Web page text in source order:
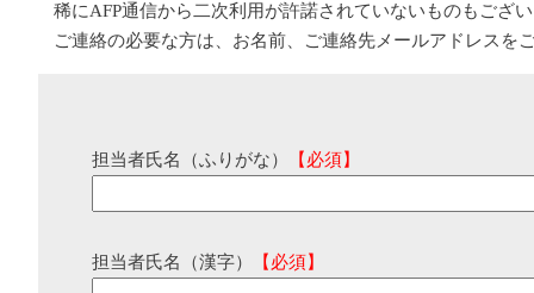
稀にAFP通信から二次利用が許諾されていないものもござ
ご連絡の必要な方は、お名前、ご連絡先メールアドレスを
担当者氏名（ふりがな） 【必須】
担当者氏名（漢字） 【必須】